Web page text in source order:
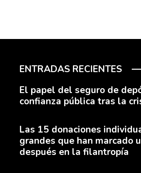
ENTRADAS RECIENTES
El papel del seguro de
confianza pública tras la
Las 15 donaciones
grandes que han marcado
después en la filantropía